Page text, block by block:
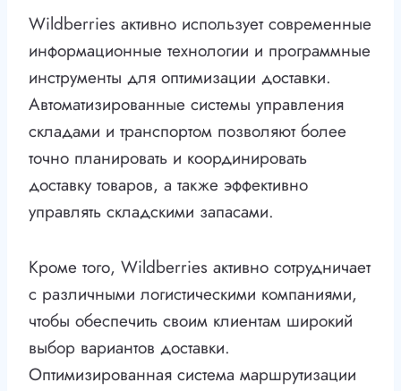
Wildberries активно использует современные
информационные технологии и программные
инструменты для оптимизации доставки.
Автоматизированные системы управления
складами и транспортом позволяют более
точно планировать и координировать
доставку товаров, а также эффективно
управлять складскими запасами.
Кроме того, Wildberries активно сотрудничает
с различными логистическими компаниями,
чтобы обеспечить своим клиентам широкий
выбор вариантов доставки.
Оптимизированная система маршрутизации